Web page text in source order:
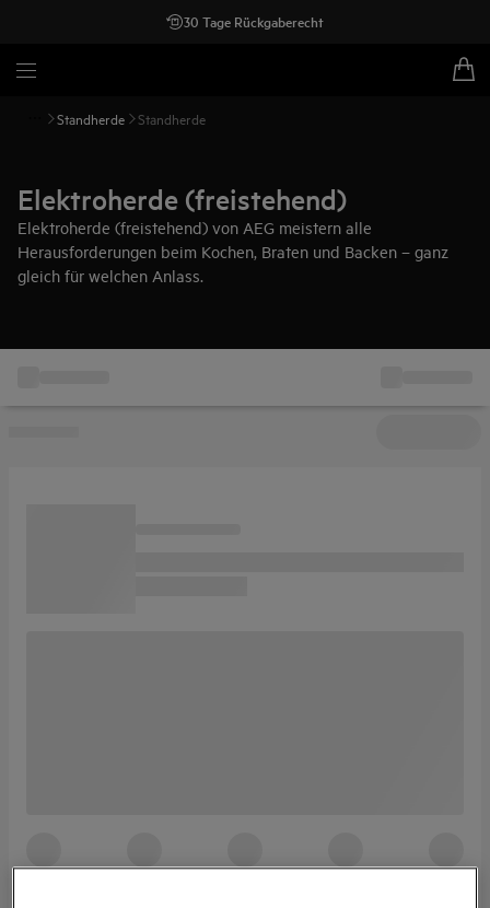
30 Tage Rückgaberecht
Standherde Standherde
Elektroherde (freistehend)
Elektroherde (freistehend) von AEG meistern alle
Herausforderungen beim Kochen, Braten und Backen – ganz
gleich für welchen Anlass.